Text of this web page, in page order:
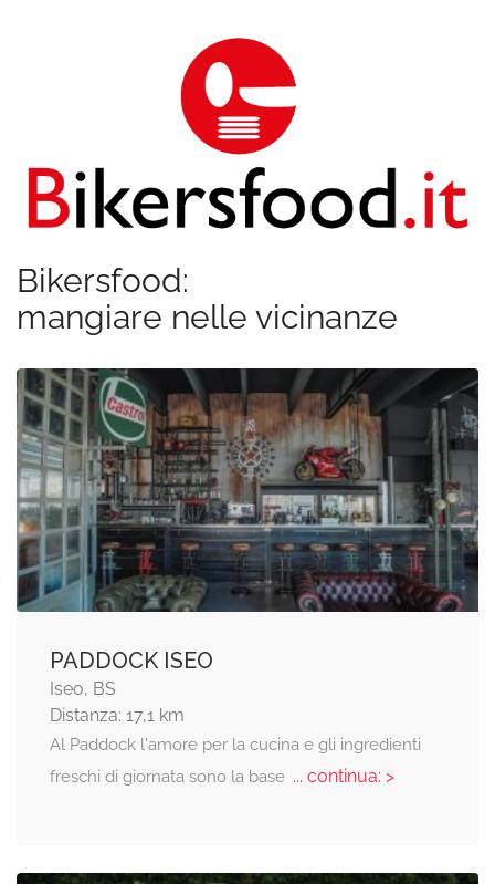
Bikersfood:
mangiare nelle vicinanze
PADDOCK ISEO
Iseo, BS
Distanza: 17,1 km
Al Paddock l'amore per la cucina e gli ingredienti
freschi di giornata sono la base... continua: >